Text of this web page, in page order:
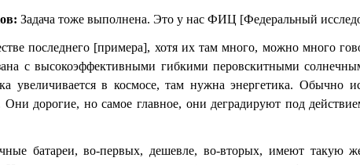
Задача тоже выполнена. Это у нас ФИЦ [Федеральный
последнего [примера], хотя их там много, можно много
с высокоэффективными гибкими перовскитными
увеличивается в космосе, там нужна энергетика. Обычно
Они дорогие, но самое главное, они деградируют под
батареи, во-первых, дешевле, во-вторых, имеют такую